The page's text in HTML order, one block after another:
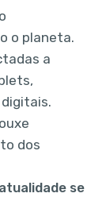
o planeta.
a
dos
se